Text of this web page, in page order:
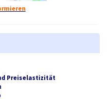
Preiselastizität